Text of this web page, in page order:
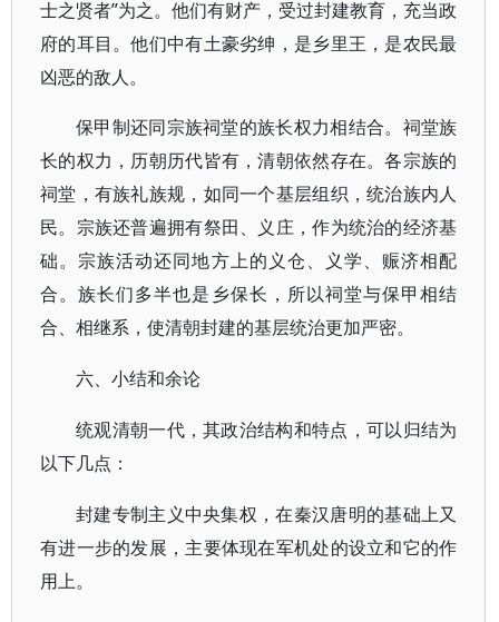
士之贤者”为之。他们有财产，受过封建教育，充当政
府的耳目。他们中有土豪劣绅，是乡里王，是农民最
凶恶的敌人。
保甲制还同宗族祠堂的族长权力相结合。祠堂族
长的权力，历朝历代皆有，清朝依然存在。各宗族的
祠堂，有族礼族规，如同一个基层组织，统治族内人
民。宗族还普遍拥有祭田、义庄，作为统治的经济基
础。宗族活动还同地方上的义仓、义学、赈济相配
合。族长们多半也是乡保长，所以祠堂与保甲相结
合、相继系，使清朝封建的基层统治更加严密。
六、小结和余论
统观清朝一代，其政治结构和特点，可以归结为
以下几点：
封建专制主义中央集权，在秦汉唐明的基础上又
有进一步的发展，主要体现在军机处的设立和它的作
用上。